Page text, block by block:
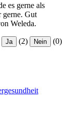
es gerne als
gerne. Gut
Weleda.
Ja (2) Nein (0)